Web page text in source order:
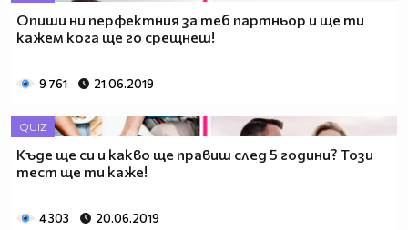
Опиши ни перфектния за теб партньор и ще ти
кажем кога ще го срещнеш!
9 761 21.06.2019
QUIZ
Къде ще си и какво ще правиш след 5 години? Този
тест ще ти каже!
4 303 20.06.2019